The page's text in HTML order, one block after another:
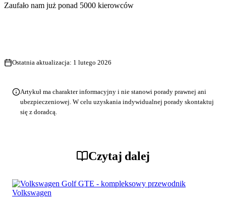
Zaufało nam już ponad 5000 kierowców
Ostatnia aktualizacja: 1 lutego 2026
Artykuł ma charakter informacyjny i nie stanowi porady prawnej ani
ubezpieczeniowej. W celu uzyskania indywidualnej porady skontaktuj
się z doradcą.
Czytaj dalej
Volkswagen